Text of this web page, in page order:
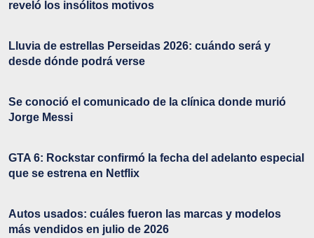
reveló los insólitos motivos
Lluvia de estrellas Perseidas 2026: cuándo será y
desde dónde podrá verse
Se conoció el comunicado de la clínica donde murió
Jorge Messi
GTA 6: Rockstar confirmó la fecha del adelanto especial
que se estrena en Netflix
Autos usados: cuáles fueron las marcas y modelos
más vendidos en julio de 2026